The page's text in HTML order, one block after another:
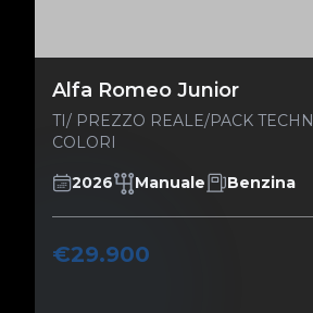
Alfa Romeo Junior
TI/ PREZZO REALE/PACK
COLORI
2026 Manuale Benzina
€29.900